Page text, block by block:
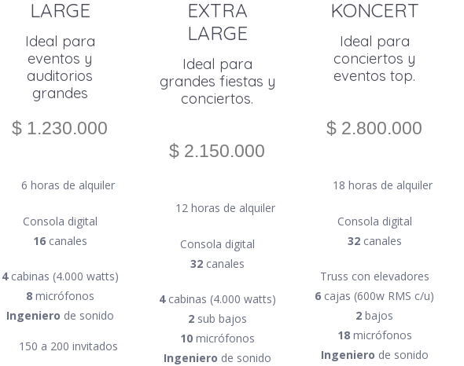
LARGE
Ideal para
eventos y
auditorios
grandes
$ 1.230.000
6 horas de alquiler
Consola digital
16canales
4cabinas (4.000 watts)
8micrófonos
Ingeniero de sonido
150 a 200 invitados
EXTRA
LARGE
Ideal para
grandes fiestas y
conciertos.
$ 2.150.000
12 horas de alquiler
Consola digital
32canales
4cabinas (4.000 watts)
2sub bajos
10micrófonos
Ingeniero de sonido
KONCERT
Ideal para
conciertos y
eventos top.
$ 2.800.000
18 horas de alquiler
Consola digital
32canales
Truss con elevadores
6 cajas (600w RMS c/u)
2 bajos
18micrófonos
Ingeniero de sonido